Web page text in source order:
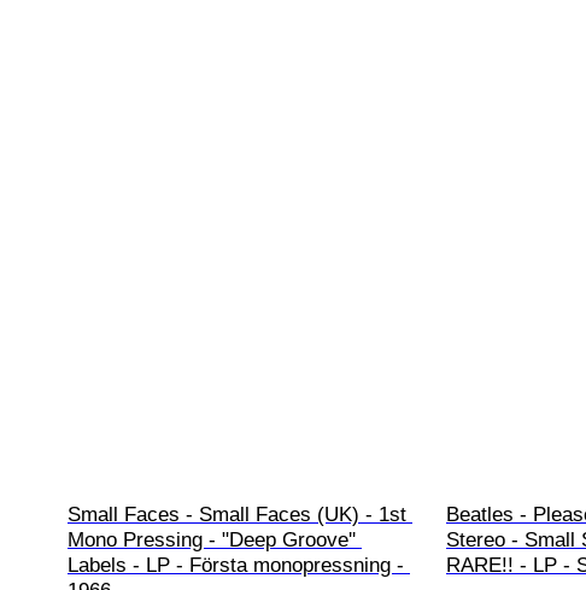
Small Faces - Small Faces (UK) - 1st
Mono Pressing - "Deep Groove''
Labels - LP - Första monopressning -
Beatles -
Stereo - Small
RARE!! - LP -